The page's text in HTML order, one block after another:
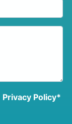
Privacy Policy*